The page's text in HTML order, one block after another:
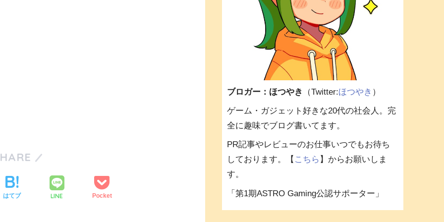
はてブ LINE Pocket
ブロガー：ほつやき （Twitter:ほつやき ）
ゲーム・ガジェット好きな20代の社会人。完
全に趣味でブログ書いてます。
PR記事やレビューのお仕事いつでもお待ち
しております。【 こちら 】からお願いしま
す。
「第1期ASTRO Gaming公認サポーター」